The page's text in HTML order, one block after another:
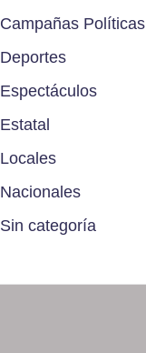
Campañas Políticas
Deportes
Espectáculos
Estatal
Locales
Nacionales
Sin categoría